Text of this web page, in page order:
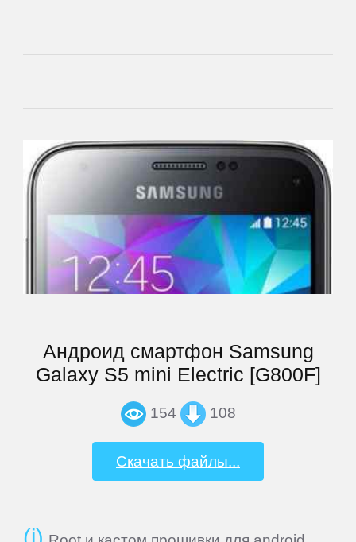
Андроид смартфон Samsung
Galaxy S5 mini Electric [G800F]
154 108
Скачать файлы...
VEDIA
Xiaomi
Yarvik
ZTE
СМАРТФОНЫ